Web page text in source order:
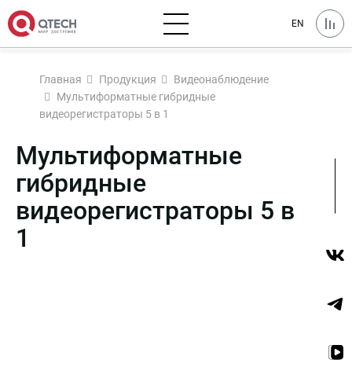
EN
Главная Продукция
Видеонаблюдение
Мультиформатные гибридные
видеорегистраторы 5 в 1
Мультиформатные
гибридные
видеорегистраторы 5 в
1